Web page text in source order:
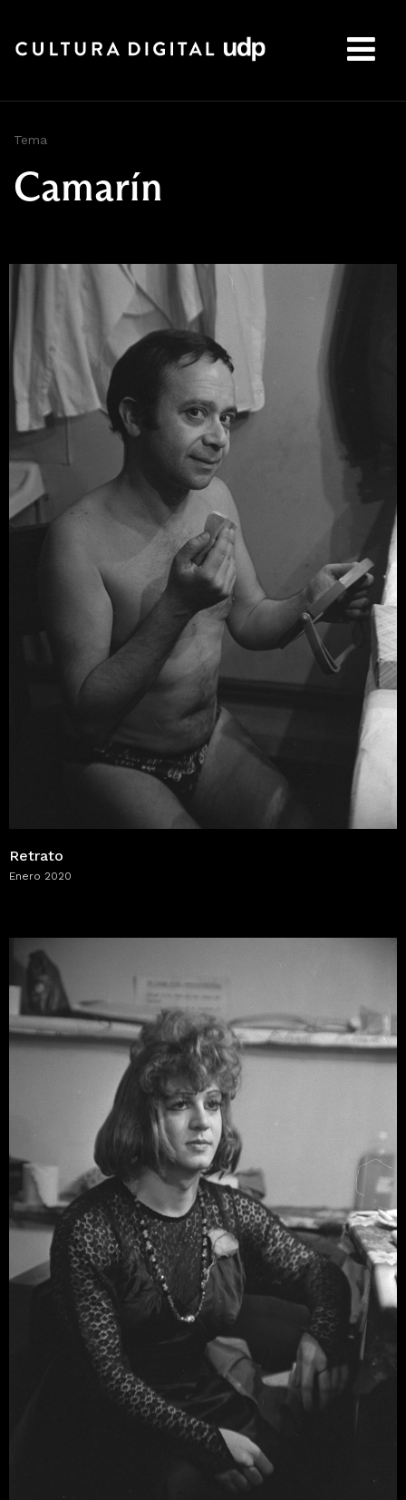
Tema
Camarín
Retrato
Enero 2020